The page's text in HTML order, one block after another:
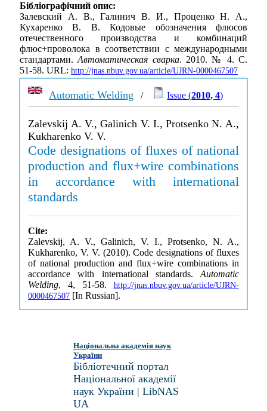
Бібліографічний опис:
Залевский А. В., Галинич В. И., Проценко Н. А.,
Кухаренко В. В. Кодовые обозначения флюсов
отечественного производства и комбинаций
флюс+проволока в соответствии с международными
стандартами.Автоматическая сварка. 2010. № 4. С.
51-58. URL: http://jnas.nbuv.gov.ua/article/UJRN-0000467507
Automatic Welding / Issue (2010, 4)
Zalevskij A. V., Galinich V. I., Protsenko N. A.,
Kukharenko V. V.
Code designations of fluxes of national
production and flux+wire combinations
in accordance with international
standards
Cite:
Zalevskij, A. V., Galinich, V. I., Protsenko, N. A.,
Kukharenko, V. V. (2010). Code designations of fluxes
of national production and flux+wire combinations in
accordance with international standards. Automatic
Welding, 4, 51-58. http://jnas.nbuv.gov.ua/article/UJRN-
0000467507 [In Russian].
Національна академія наук
України
Бібліотечний портал
Національної академії
наук України | LibNAS
UA